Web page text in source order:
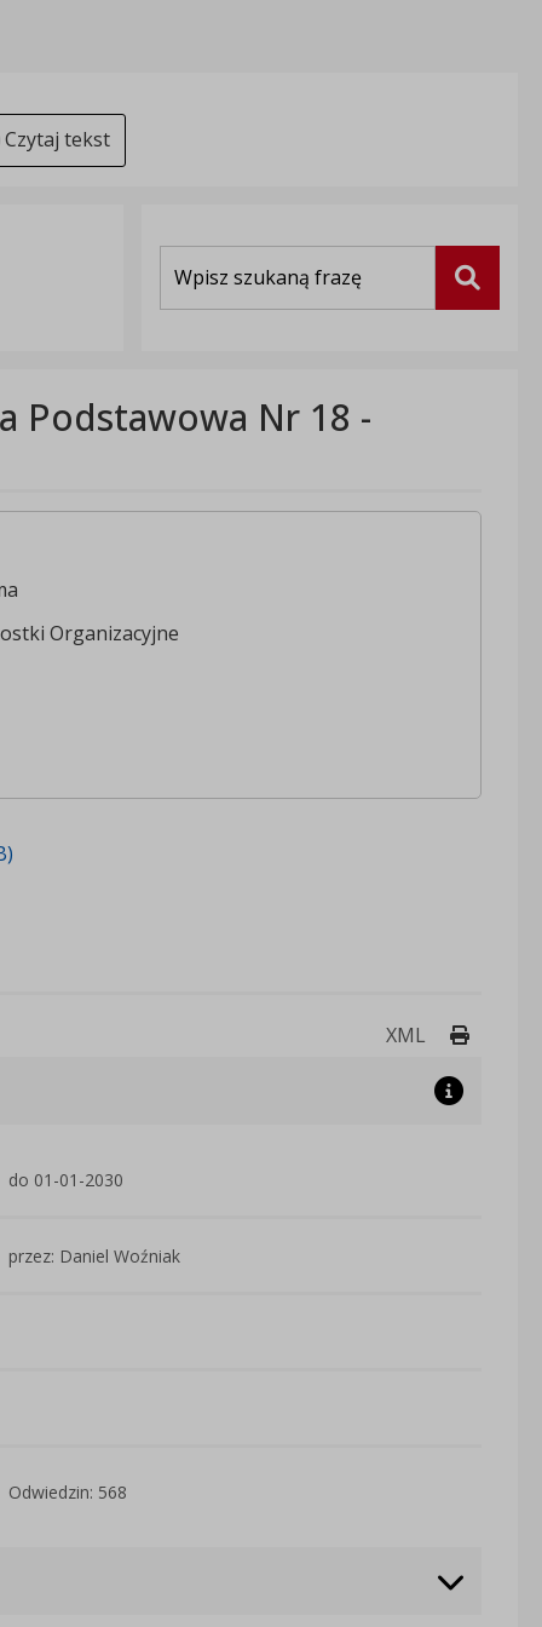
Czytaj tekst
Szukaj
Podstawowa Nr 18 -
Organizacyjne
XML Drukuj
do 01-01-2030
przez: Daniel Woźniak
Odwiedzin: 568